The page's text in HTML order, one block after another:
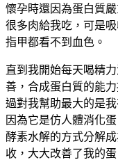
懷孕時還因為蛋白質
很多肉給我吃，可是
指甲都看不到血色。
直到我開始每天喝精
善，合成蛋白質的能
過對我幫助最大的是
因為它是仿人體消化
酵素水解的方式分解
收，大大改善了我的